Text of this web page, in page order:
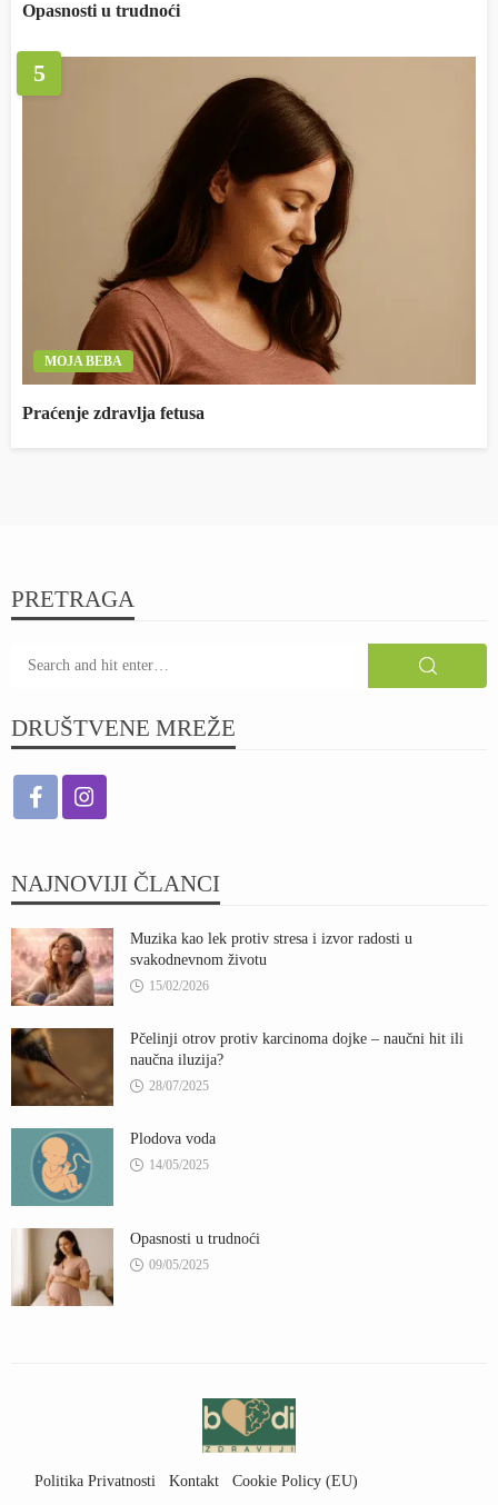
Opasnosti u trudnoći
5
MOJA BEBA
Praćenje zdravlja fetusa
PRETRAGA
DRUŠTVENE MREŽE
NAJNOVIJI ČLANCI
Muzika kao lek protiv stresa i izvor radosti u
svakodnevnom životu
15/02/2026
Pčelinji otrov protiv karcinoma dojke – naučni hit ili
naučna iluzija?
28/07/2025
Plodova voda
14/05/2025
Opasnosti u trudnoći
09/05/2025
Politika Privatnosti Kontakt Cookie Policy (EU)